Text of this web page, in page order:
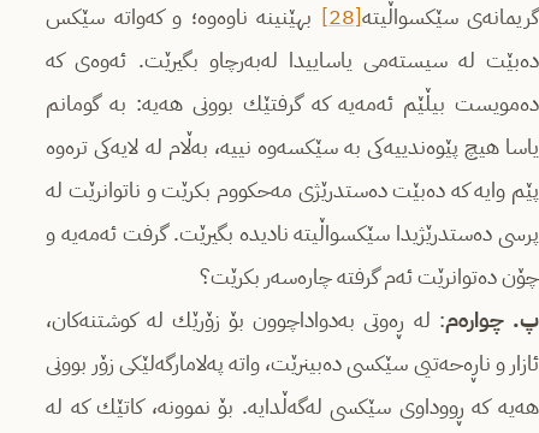
گریمانه‌ی سێكسواڵیته[28]
‌ بهێنینه‌ ناوه‌وه؛‌ و كه‌واته‌ سێكس
ده‌بێت له‌ سیسته‌می یاساییدا له‌به‌رچاو بگیرێت. ئه‌وه‌ی كه‌
ده‌مویست بیڵێم ئه‌مه‌یه‌ كه‌ گرفتێك بوونی هه‌یه: به‌ گومانم
یاسا هیچ پێوه‌ندییه‌كی به‌ سێكسه‌وه‌ نییه‌، به‌ڵام له‌ لایه‌كی تره‌وه‌
پێم وایه‌ كه‌ ده‌بێت ده‌ستدرێژی مه‌حكووم بكرێت و ناتوانرێت له‌
پرسی ده‌ستدرێژیدا سێكسواڵیته‌ نادیده‌ بگیرێت. گرفت ئه‌مه‌یه‌ و
چۆن ده‌توانرێت ئه‌م گرفته‌ چاره‌سه‌ر بكرێت؟
پ. چواره‌م: له‌ ڕه‌وتی به‌دواداچوون بۆ زۆرێك له‌ كوشتنه‌كان،
ئازار و ناڕه‌حه‌تیی سێكسی ده‌بینرێت، واته‌ په‌لامارگه‌لێكی زۆر بوونی
هه‌یه‌ كه‌ ڕووداوی سێكسی له‌گه‌ڵدایه‌. بۆ نموونه،‌ كاتێك كه‌ له‌